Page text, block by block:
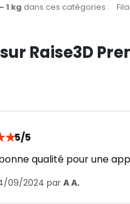
1 kg dans ces catégories :
Raise3D
★5/5
qualité pour une
09/2024 par A A.